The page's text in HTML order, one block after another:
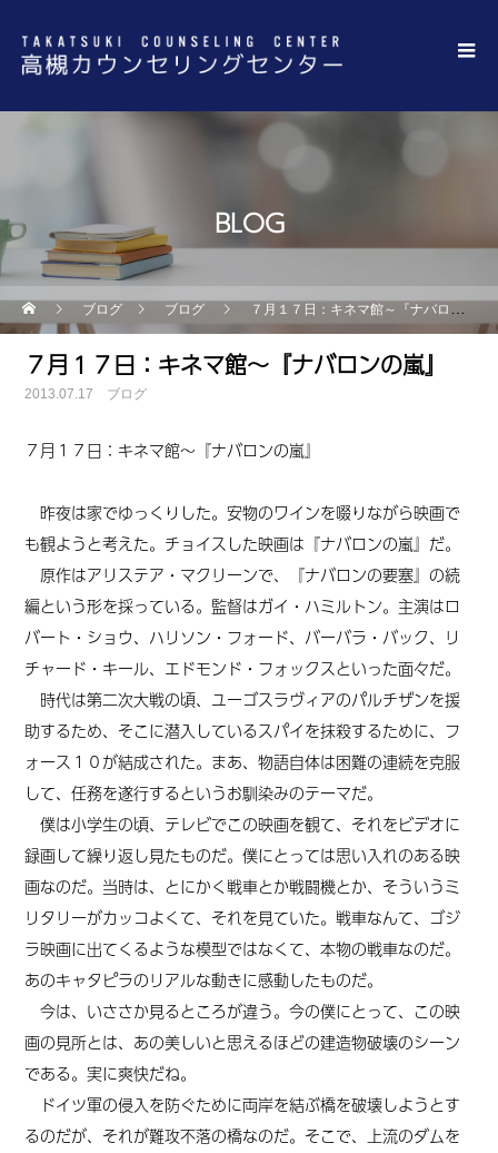
BLOG
ブログ ブログ ７月１７日：キネマ館～『ナバロンの嵐』
７月１７日：キネマ館～『ナバロンの嵐』
2013.07.17 ブログ
７月１７日 ： キネマ館～『ナバロンの嵐』
昨夜は家でゆっくりした。安物のワインを啜りながら映画で
も観ようと考えた。チョイスした映画は『ナバロンの嵐』だ。
原作はアリステア・マクリーンで、『ナバロンの要塞』の続
編という形を採っている。監督はガイ・ハミルトン。主演はロ
バート・ショウ、ハリソン・フォード、バーバラ・バック、リ
チャード・キール、エドモンド・フォックスといった面々だ。
時代は第二次大戦の頃、ユーゴスラヴィアのパルチザンを援
助するため、そこに潜入しているスパイを抹殺するために、フ
ォース１０が結成された。まあ、物語自体は困難の連続を克服
して、任務を遂行するというお馴染みのテーマだ。
僕は小学生の頃、テレビでこの映画を観て、それをビデオに
録画して繰り返し見たものだ。僕にとっては思い入れのある映
画なのだ。当時は、とにかく戦車とか戦闘機とか、そういうミ
リタリーがカッコよくて、それを見ていた。戦車なんて、ゴジ
ラ映画に出てくるような模型ではなくて、本物の戦車なのだ。
あのキャタピラのリアルな動きに感動したものだ。
今は、いささか見るところが違う。今の僕にとって、この映
画の見所とは、あの美しいと思えるほどの建造物破壊のシーン
である。実に爽快だね。
ドイツ軍の侵入を防ぐために両岸を結ぶ橋を破壊しようとす
るのだが、それが難攻不落の橋なのだ。そこで、上流のダムを